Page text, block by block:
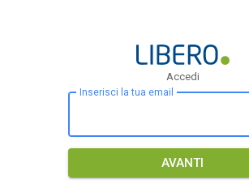
Accedi
Inserisci la tua email
AVANTI